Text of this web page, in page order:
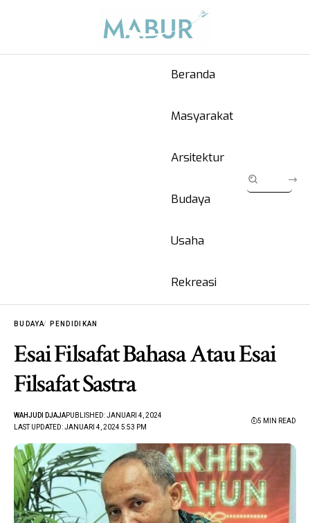
Beranda
Masyarakat
Arsitektur
Budaya
Usaha
Rekreasi
BUDAYA PENDIDIKAN
Esai Filsafat Bahasa Atau Esai
Filsafat Sastra
LAST UPDATED: JANUARI 4, 2024 5:53 PM
WAHJUDI DJAJAPUBLISHED: JANUARI 4, 2024
5 MIN READ